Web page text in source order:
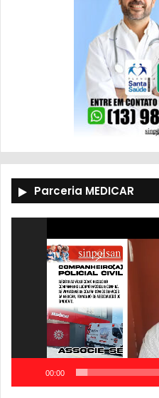
Parceria MEDICAR
00:00